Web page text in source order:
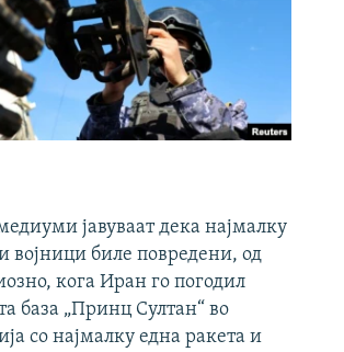
јавуваат дека најмалку
војници биле повредени, од
кога Иран го погодил
база „Принц Султан“ во
со најмалку една ракета и